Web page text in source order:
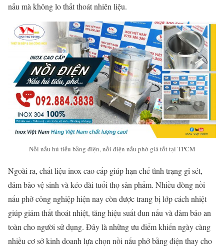
nấu mà không lo thất thoát nhiên liệu.
Nồi nấu hủ tiếu bằng điện, nồi điện nấu phở giá tốt tại TPCM
Ngoài ra, chất liệu inox cao cấp giúp hạn chế tình trạng gỉ sét,
đảm bảo vệ sinh và kéo dài tuổi thọ sản phẩm. Nhiều dòng nồi
nấu phở công nghiệp hiện nay còn được trang bị lớp cách nhiệt
giúp giảm thất thoát nhiệt, tăng hiệu suất đun nấu và đảm bảo an
toàn cho người sử dụng. Đây là những ưu điểm khiến ngày càng
nhiều cơ sở kinh doanh lựa chọn nồi nấu phở bằng điện thay cho